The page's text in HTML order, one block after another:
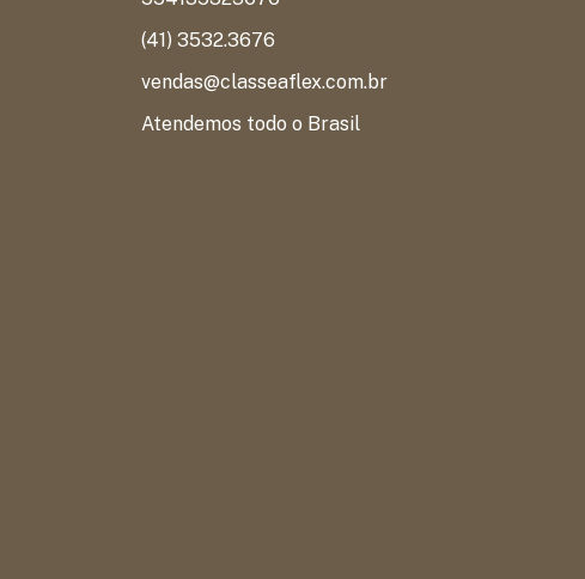
(41) 3532.3676
vendas@classeaflex.com.br
Atendemos todo o Brasil